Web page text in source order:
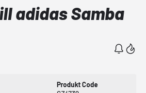
adidas Samba
Produkt Code